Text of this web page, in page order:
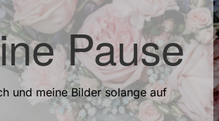
Pause
und meine Bilder solange auf